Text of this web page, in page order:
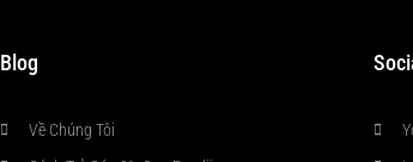
Blog
Về Chúng Tôi